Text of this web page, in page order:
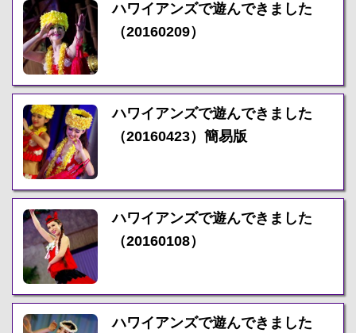
ハワイアンズで遊んできました
（20160209）
ハワイアンズで遊んできました
（20160423）簡易版
ハワイアンズで遊んできました
（20160108）
ハワイアンズで遊んできました